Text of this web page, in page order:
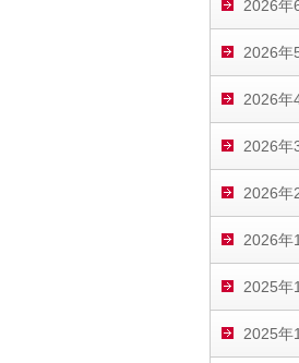
2026年
2026年
2026年
2026年
2026年
2026年
2025年
2025年